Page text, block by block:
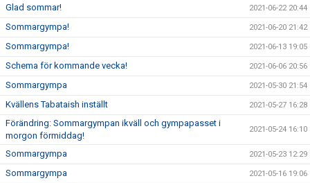
Glad sommar! 2021-06-22 20:44
Sommargympa! 2021-06-20 21:42
Sommargympa! 2021-06-13 19:05
Schema för kommande vecka! 2021-06-06 20:56
Sommargympa 2021-05-30 21:54
Kvällens Tabataish inställt 2021-05-27 16:28
Förändring: Sommargympan ikväll och gympapasset i
morgon förmiddag!
2021-05-24 16:10
Sommargympa 2021-05-23 12:29
Sommargympa 2021-05-16 19:06